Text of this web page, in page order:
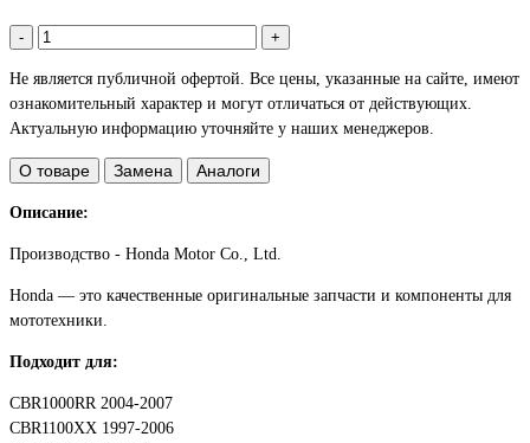
- +
Не является публичной офертой. Все цены, указанные на сайте, имеют
ознакомительный характер и могут отличаться от действующих.
Актуальную информацию уточняйте у наших менеджеров.
О товаре Замена Аналоги
Описание:
Производство - Honda Motor Co., Ltd.
Honda — это качественные оригинальные запчасти и компоненты для
мототехники.
Подходит для:
CBR1000RR 2004-2007
CBR1100XX 1997-2006